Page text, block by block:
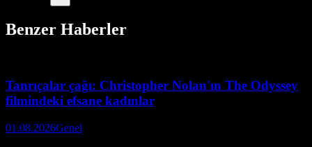
Benzer Haberler
Tanrıçalar çağı: Christopher Nolan'ın The Odyssey
filmindeki efsane kadınlar
01.08.2026Genel